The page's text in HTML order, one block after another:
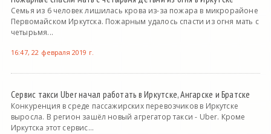
Семья из 6 человек лишилась крова из-за пожара в микрорайоне
Первомайском Иркутска. Пожарным удалось спасти из огня мать с
четырьмя...
16:47, 22 февраля 2019 г.
Сервис такси Uber начал работать в Иркутске, Ангарске и Братске
Конкуренция в среде пассажирских перевозчиков в Иркутске
выросла. В регион зашёл новый агрегатор такси - Uber. Кроме
Иркутска этот сервис...